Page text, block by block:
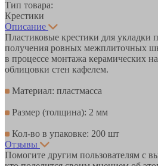
Тип товара:
Крестики
Описание
Пластиковые крестики для укладки
получения ровных межплиточных
в процессе монтажа керамических
облицовки стен кафелем.
Материал: пластмасса
Размер (толщина): 2 мм
Кол-во в упаковке: 200 шт
Отзывы
Помогите другим пользователям с